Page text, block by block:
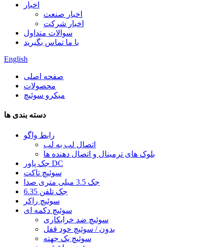
اخبار
اخبار صنعت
اخبار شرکت
سوالات متداول
با ما تماس بگیرید
English
صفحه اصلی
محصولات
میکرو سوئیچ
دسته بندی ها
رابط واگو
اتصال لب به لب
بلوک های ترمینال و اتصال دهنده ها
جک پاور DC
سوئیچ تاکت
جک 3.5 میلی متری صدا
6.35 جک تلفن
سوئیچ راکر
سوئیچ دکمه ای
سوئیچ ضد خرابکاری
بدون / سوئیچ خود قفل
سوئیچ یک جهته